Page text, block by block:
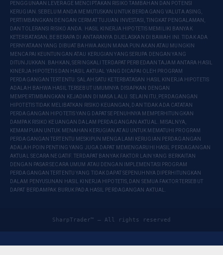
PENGGUNAAN LEVERAGE MENCIPTAKAN RISIKO TAMBAHAN DAN POTENSI
KERUGIAN. SEBELUM ANDA MEMUTUSKAN UNTUK BERDAGANG VALUTA ASING,
PERTIMBANGKAN DENGAN CERMAT TUJUAN INVESTASI, TINGKAT PENGALAMAN,
DAN TOLERANSI RISIKO ANDA. HASIL KINERJA HIPOTETIS MEMILIKI BANYAK
KETERBATASAN, BEBERAPA DI ANTARANYA DIJELASKAN DI BAWAH INI. TIDAK ADA
PERNYATAAN YANG DIBUAT BAHWA AKUN MANA PUN AKAN ATAU MUNGKIN
MENCAPAI KEUNTUNGAN ATAU KERUGIAN YANG SERUPA DENGAN YANG
DITUNJUKKAN. BAHKAN, SERINGKALI TERDAPAT PERBEDAAN TAJAM ANTARA HASIL
KINERJA HIPOTETIS DAN HASIL AKTUAL YANG DICAPAI OLEH PROGRAM
PERDAGANGAN TERTENTU. SALAH SATU KETERBATASAN HASIL KINERJA HIPOTETIS
ADALAH BAHWA HASIL TERSEBUT UMUMNYA DISIAPKAN DENGAN
MEMPERTIMBANGKAN KEJADIAN DI MASA LALU. SELAIN ITU, PERDAGANGAN
HIPOTETIS TIDAK MELIBATKAN RISIKO KEUANGAN, DAN TIDAK ADA CATATAN
PERDAGANGAN HIPOTETIS YANG DAPAT SEPENUHNYA MEMPERHITUNGKAN
DAMPAK RISIKO KEUANGAN DALAM PERDAGANGAN AKTUAL. MISALNYA,
KEMAMPUAN UNTUK MENAHAN KERUGIAN ATAU UNTUK MEMATUHI PROGRAM
PERDAGANGAN TERTENTU MESKIPUN MENGALAMI KERUGIAN PERDAGANGAN
ADALAH POIN PENTING YANG JUGA DAPAT MEMENGARUHI HASIL PERDAGANGAN
AKTUAL SECARA NEGATIF. TERDAPAT BANYAK FAKTOR LAIN YANG BERKAITAN
DENGAN PASAR SECARA UMUM ATAU DENGAN IMPLEMENTASI PROGRAM
PERDAGANGAN TERTENTU YANG TIDAK DAPAT SEPENUHNYA DIPERHITUNGKAN
DALAM PENYUSUNAN HASIL KINERJA HIPOTETIS, DAN SEMUA FAKTOR TERSEBUT
DAPAT BERDAMPAK BURUK PADA HASIL PERDAGANGAN AKTUAL.
SharpTrader™ — All rights reserved